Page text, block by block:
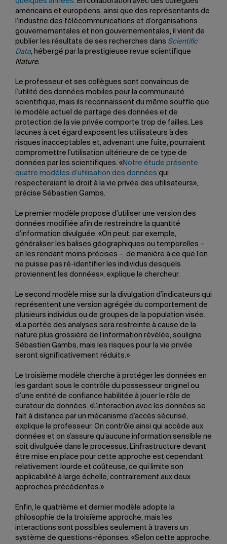
américains et européens, ainsi que des représentants de
l’industrie des télécommunications et d’organisations
gouvernementales et non gouvernementales, il vient de
publier les résultats de ses recherches dans Scientific
Data, hébergé par la prestigieuse revue scientifique
Nature.
Le professeur et ses collègues sont convaincus de
l’utilité des données mobiles pour la communauté
scientifique, mais ils reconnaissent du même souffle que
le modèle actuel de partage des données et de
protection de la vie privée comporte trop de failles. Les
lacunes à cet égard exposent les utilisateurs à des
risques inacceptables et, advenant une fuite, pourraient
compromettre l’utilisation ultérieure de ce type de
données par les scientifiques. «Notre étude présente
quatre modèles d’utilisation des données qui
respecteraient le droit à la vie privée des utilisateurs»,
précise Sébastien Gambs.
Le premier modèle propose d’utiliser une version des
données modifiée afin de restreindre la quantité
d’information divulguée. «On peut, par exemple,
généraliser les balises géographiques ou temporelles –
en les rendant moins précises – de manière à ce que l’on
ne puisse pas ré-identifier les individus desquels
proviennent les données», explique le chercheur.
Le second modèle mise sur la divulgation d’indicateurs qui
représentent une version agrégée du comportement de
plusieurs individus ou de groupes de la population visée.
«La portée des analyses sera restreinte à cause de la
nature plus grossière de l’information révélée, souligne
Sébastien Gambs, mais les risques pour la vie privée
seront significativement réduits.»
Le troisième modèle cherche à protéger les données en
les gardant sous le contrôle du possesseur originel ou
d’une entité de confiance habilitée à jouer le rôle de
curateur de données. «L’interaction avec les données se
fait à distance par un mécanisme d’accès sécurisé,
explique le professeur. On contrôle ainsi qui accède aux
données et on s’assure qu’aucune information sensible ne
soit divulguée dans le processus. L’infrastructure devant
être mise en place pour cette approche est cependant
relativement lourde et coûteuse, ce qui limite son
applicabilité à large échelle, contrairement aux deux
approches précédentes.»
Enfin, le quatrième et dernier modèle adopte la
philosophie de la troisième approche, mais les
interactions sont possibles seulement à travers un
système de questions-réponses. «Selon cette approche,